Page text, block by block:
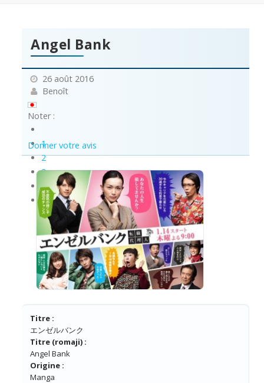
Angel Bank
26 août 2016
Benoît
Noter :
1
2
3
4
5
Donner votre avis
Titre :
エンゼルバンク
Titre (romaji) :
Angel Bank
Origine :
Manga